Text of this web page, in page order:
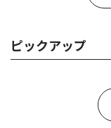
ピックアップ